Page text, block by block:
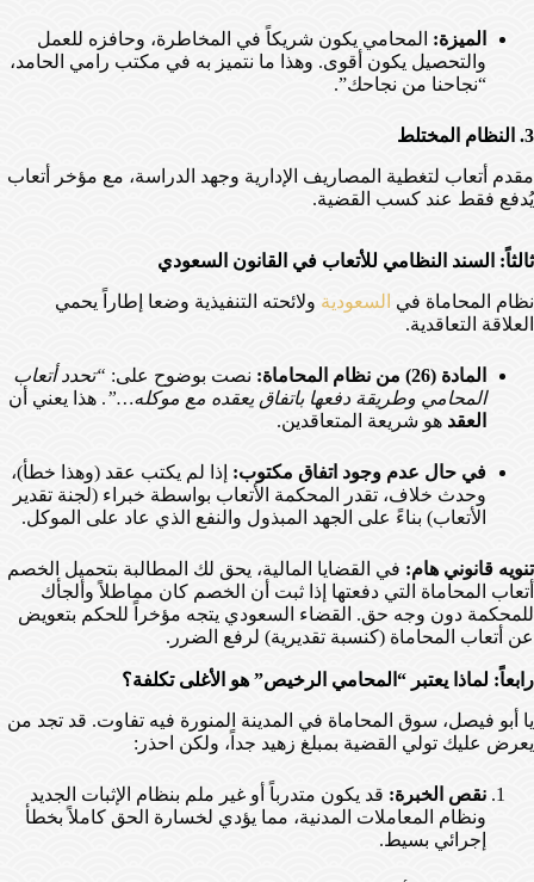
الميزة: المحامي يكون شريكاً في المخاطرة، وحافزه للعمل
والتحصيل يكون أقوى. وهذا ما نتميز به في مكتب رامي الحامد،
“نجاحنا من نجاحك”.
3. النظام المختلط
مقدم أتعاب لتغطية المصاريف الإدارية وجهد الدراسة، مع مؤخر أتعاب
يُدفع فقط عند كسب القضية.
ثالثاً: السند النظامي للأتعاب في القانون السعودي
نظام المحاماة في السعودية ولائحته التنفيذية وضعا إطاراً يحمي
العلاقة التعاقدية.
المادة (26) من نظام المحاماة: نصت بوضوح على: “تحدد أتعاب
المحامي وطريقة دفعها باتفاق يعقده مع موكله…”. هذا يعني أن
العقد هو شريعة المتعاقدين.
في حال عدم وجود اتفاق مكتوب: إذا لم يكتب عقد (وهذا خطأ)،
وحدث خلاف، تقدر المحكمة الأتعاب بواسطة خبراء (لجنة تقدير
الأتعاب) بناءً على الجهد المبذول والنفع الذي عاد على الموكل.
تنويه قانوني هام: في القضايا المالية، يحق لك المطالبة بتحميل الخصم
أتعاب المحاماة التي دفعتها إذا ثبت أن الخصم كان مماطلاً وألجأك
للمحكمة دون وجه حق. القضاء السعودي يتجه مؤخراً للحكم بتعويض
عن أتعاب المحاماة (كنسبة تقديرية) لرفع الضرر.
رابعاً: لماذا يعتبر “المحامي الرخيص” هو الأغلى تكلفة؟
يا أبو فيصل، سوق المحاماة في المدينة المنورة فيه تفاوت. قد تجد من
يعرض عليك تولي القضية بمبلغ زهيد جداً، ولكن احذر:
نقص الخبرة: قد يكون متدرباً أو غير ملم بنظام الإثبات الجديد
ونظام المعاملات المدنية، مما يؤدي لخسارة الحق كاملاً بخطأ
إجرائي بسيط.